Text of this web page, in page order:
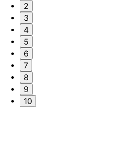
2
3
4
5
6
7
8
9
10